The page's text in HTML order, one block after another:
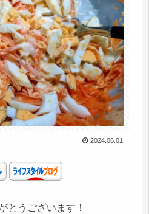
2024.06.01
とうございます！